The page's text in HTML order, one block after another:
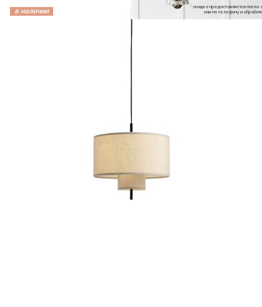
в наличии
* скидка предоставляется
или по телефону и